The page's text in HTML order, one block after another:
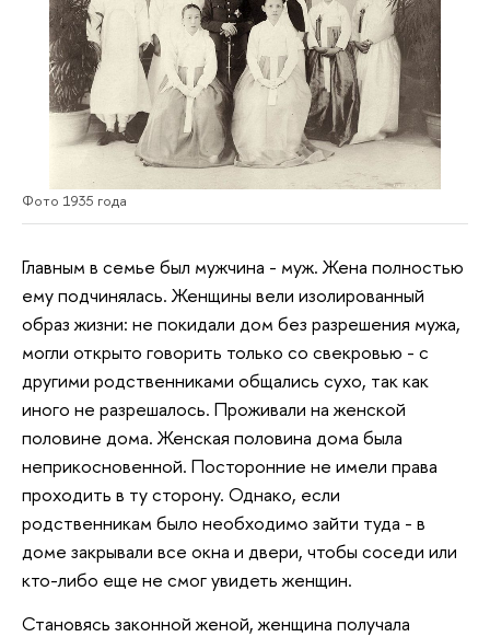
Фото 1935 года
Главным в семье был мужчина - муж. Жена полностью
ему подчинялась. Женщины вели изолированный
образ жизни: не покидали дом без разрешения мужа,
могли открыто говорить только со свекровью - с
другими родственниками общались сухо, так как
иного не разрешалось. Проживали на женской
половине дома. Женская половина дома была
неприкосновенной. Посторонние не имели права
проходить в ту сторону. Однако, если
родственникам было необходимо зайти туда - в
доме закрывали все окна и двери, чтобы соседи или
кто-либо еще не смог увидеть женщин.
Становясь законной женой, женщина получала